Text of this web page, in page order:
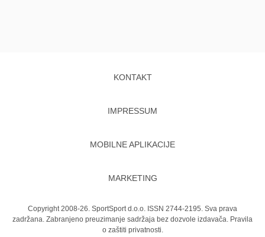
KONTAKT
IMPRESSUM
MOBILNE APLIKACIJE
MARKETING
Copyright 2008-26. SportSport d.o.o. ISSN 2744-2195. Sva prava
zadržana. Zabranjeno preuzimanje sadržaja bez dozvole izdavača. Pravila
o zaštiti privatnosti.